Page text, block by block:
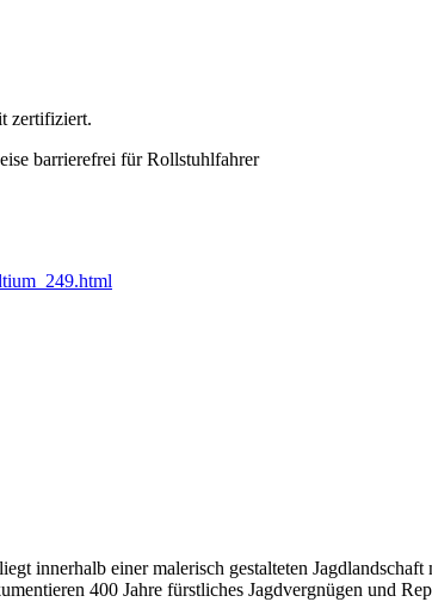
zertifiziert.
barrierefrei für Rollstuhlfahrer
innerhalb einer malerisch gestalteten
400 Jahre fürstliches Jagdvergnügen und